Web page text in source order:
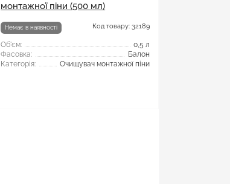
монтажної піни (500 мл)
Немає в наявності Код товару: 32189
Об'єм:
0,5 л
Фасовка:
Балон
Категорія:
Очищувач монтажної піни